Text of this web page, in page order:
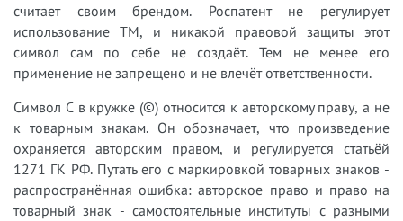
считает своим брендом. Роспатент не регулирует
использование TM, и никакой правовой защиты этот
символ сам по себе не создаёт. Тем не менее его
применение не запрещено и не влечёт ответственности.
Символ C в кружке (©) относится к авторскому праву, а не
к товарным знакам. Он обозначает, что произведение
охраняется авторским правом, и регулируется статьёй
1271 ГК РФ. Путать его с маркировкой товарных знаков -
распространённая ошибка: авторское право и право на
товарный знак - самостоятельные институты с разными